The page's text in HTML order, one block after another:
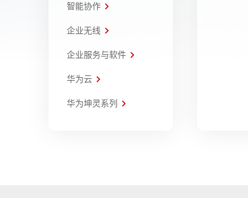
智能协作
企业无线
企业服务与软件
华为云
华为坤灵系列